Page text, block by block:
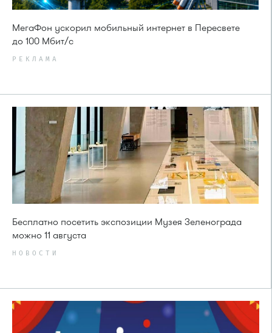
МегаФон ускорил мобильный интернет в Пересвете
до 100 Мбит/с
РЕКЛАМА
Бесплатно посетить экспозиции Музея Зеленограда
можно 11 августа
НОВОСТИ